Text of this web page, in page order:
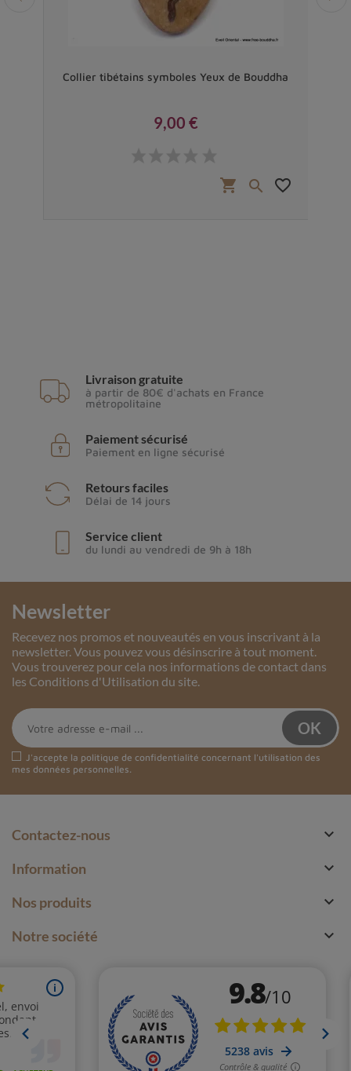
Collier tibétains symboles Yeux de Bouddha
9,00 €
shopping_cart  favorite_border
Livraison gratuite
à partir de 80€ d'achats en France
métropolitaine
Paiement sécurisé
Paiement en ligne sécurisé
Retours faciles
Délai de 14 jours
Service client
du lundi au vendredi de 9h à 18h
Newsletter
Recevez nos promos et nouveautés en vous inscrivant à la
newsletter. Vous pouvez vous désinscrire à tout moment.
Vous trouverez pour cela nos informations de contact dans
les Conditions d'Utilisation du site.
J'accepte la politique de confidentialité concernant l'utilisation des
mes données personnelles.
Contactez-nous 
Information 
Nos produits 
Notre société 